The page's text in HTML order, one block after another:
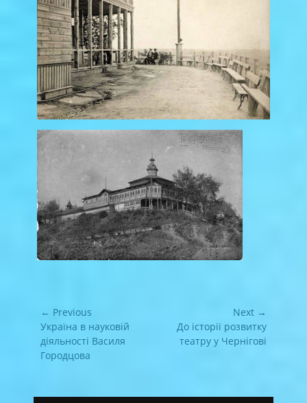
Навігація
записів
← Previous
Previous
post:
Україна в науковій
діяльності Василя
Городцова
Next →
До історії розвитку
театру у Чернігові